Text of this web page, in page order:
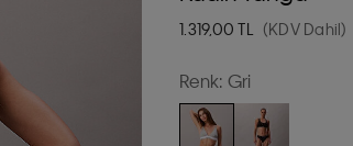
1.319,00 TL (KDV Dahil)
Renk: Gri